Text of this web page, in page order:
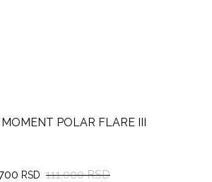
POLAR FLARE III
RSD 111.000 RSD